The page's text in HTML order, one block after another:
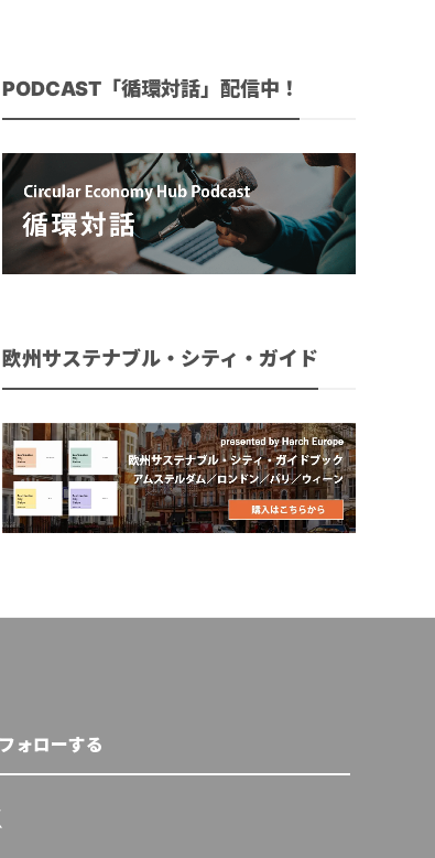
PODCAST「循環対話」配信中！
欧州サステナブル・シティ・ガイド
ォローする